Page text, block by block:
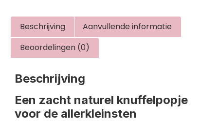
Beschrijving
Aanvullende informatie
Beoordelingen (0)
Beschrijving
Een zacht naturel knuffelpopje
voor de allerkleinsten